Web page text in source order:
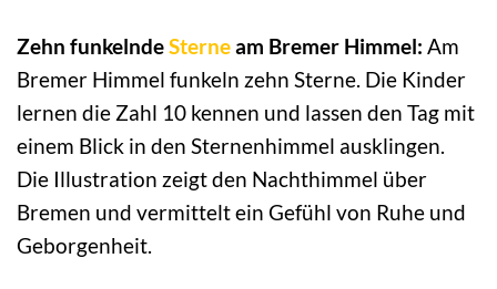
Zehn funkelndeSterneam Bremer Himmel: Am
Bremer Himmel funkeln zehn Sterne. Die Kinder
lernen die Zahl 10 kennen und lassen den Tag mit
einem Blick in den Sternenhimmel ausklingen.
Die Illustration zeigt den Nachthimmel über
Bremen und vermittelt ein Gefühl von Ruhe und
Geborgenheit.